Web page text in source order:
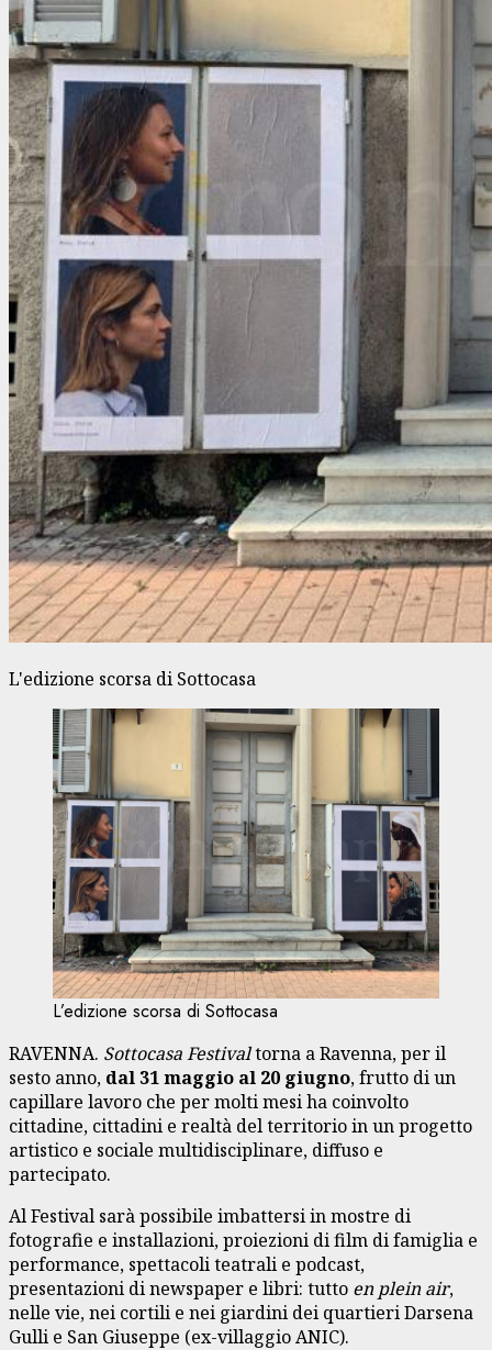
L'edizione scorsa di Sottocasa
L’edizione scorsa di Sottocasa
RAVENNA. Sottocasa Festivaltorna a Ravenna, per il
sesto anno, dal 31 maggio al 20 giugno, frutto di un
capillare lavoro che per molti mesi ha coinvolto
cittadine, cittadini e realtà del territorio in un progetto
artistico e sociale multidisciplinare, diffuso e
partecipato.
Al Festival sarà possibile imbattersi in mostre di
fotografie e installazioni, proiezioni di film di famiglia e
performance, spettacoli teatrali e podcast,
presentazioni di newspaper e libri: tutto en plein air,
nelle vie, nei cortili e nei giardini dei quartieri Darsena
Gulli e San Giuseppe (ex-villaggio ANIC).